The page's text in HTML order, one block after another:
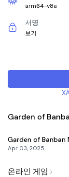
arm64-v8a
서명
보기
Garden of
Garden of Banban
Apr 03, 2025
온라인 게임